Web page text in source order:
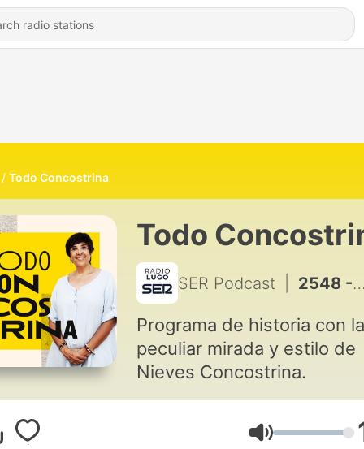
Todo Concostrina
Todo
SER Podcast 2548 - Acontece que no es poco | Felipe II pide la mano del Isabel I
Programa de historia con la
peculiar mirada y estilo de
Nieves Concostrina.
Volume